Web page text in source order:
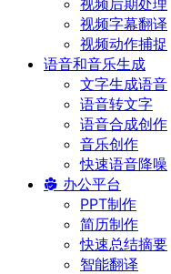
视频后期处理
视频字幕翻译
视频动作捕捉
语音和音乐生成
文字生成语音
语音转文字
语音合成创作
音乐创作
快速语音降噪
办公平台
PPT制作
简历制作
快速总结摘要
智能翻译